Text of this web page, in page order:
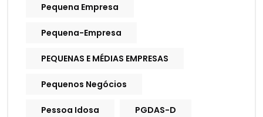
Pequena Empresa
Pequena-Empresa
PEQUENAS E MÉDIAS EMPRESAS
Pequenos Negócios
Pessoa Idosa PGDAS-D